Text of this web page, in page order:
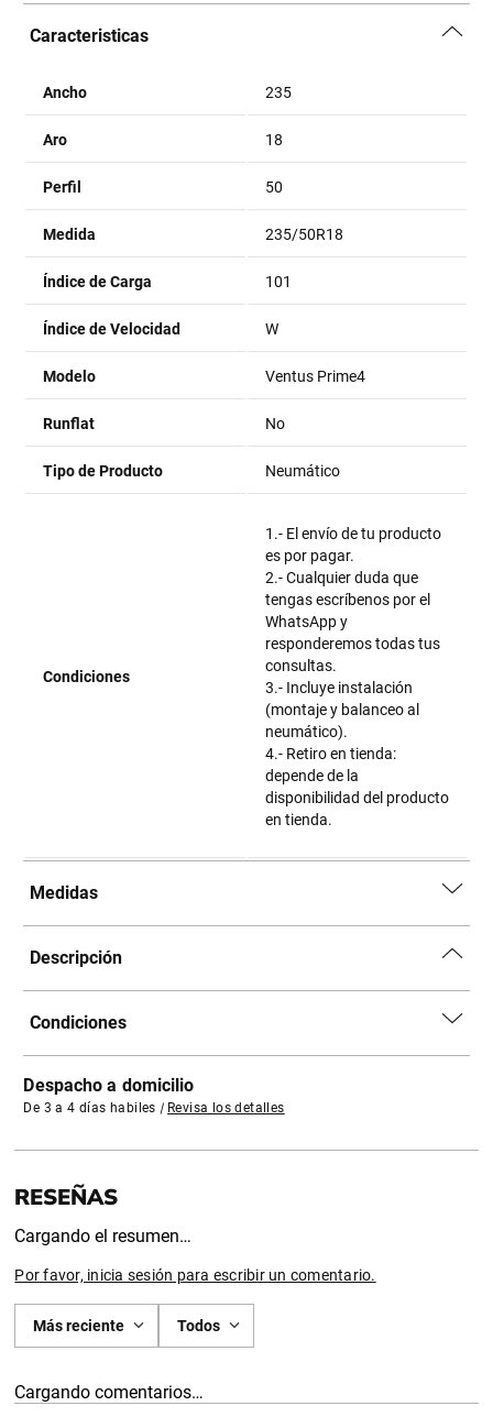
Caracteristicas
Ancho 235
Aro 18
Perfil 50
Medida 235/50R18
Índice de Carga 101
Índice de Velocidad W
Modelo Ventus Prime4
Runflat No
Tipo de Producto Neumático
Condiciones
1.- El envío de tu producto
es por pagar.
2.- Cualquier duda que
tengas escríbenos por el
WhatsApp y
responderemos todas tus
consultas.
3.- Incluye instalación
(montaje y balanceo al
neumático).
4.- Retiro en tienda:
depende de la
disponibilidad del producto
en tienda.
Medidas
Descripción
Condiciones
Despacho a domicilio
De 3 a 4 días habiles | Revisa los detalles
Cargando el resumen…
Por favor, inicia sesión para escribir un comentario.
Más reciente Todos
Cargando comentarios…